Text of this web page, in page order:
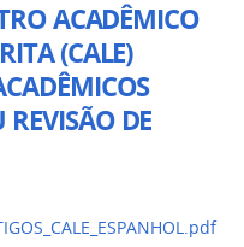
ACADÊMICO
(CALE)
DE